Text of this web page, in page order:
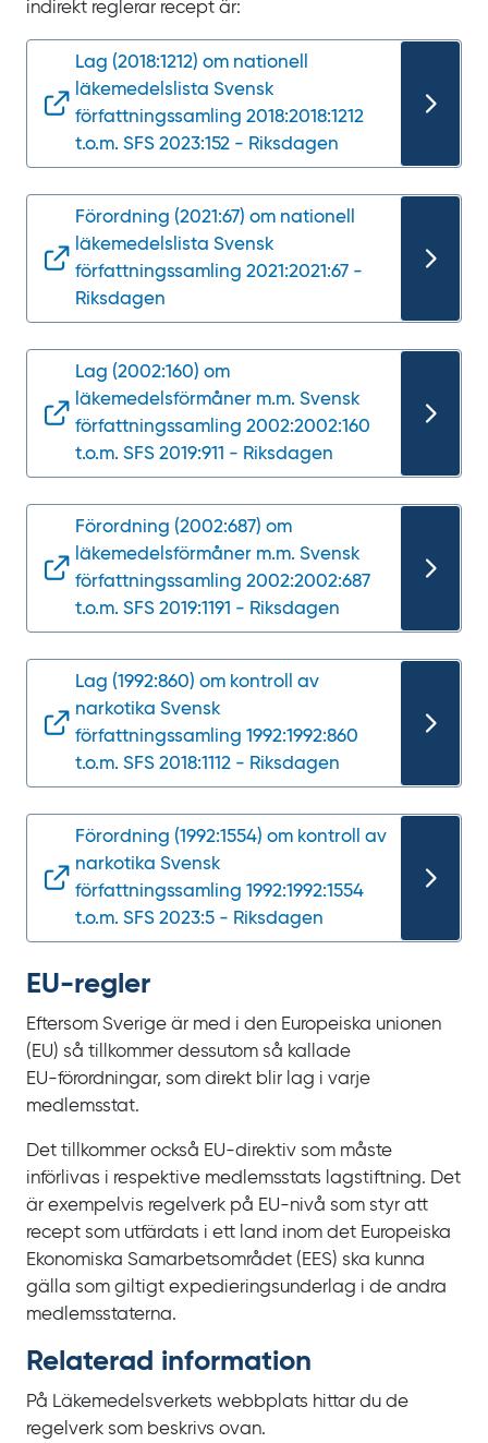
indirekt reglerar recept är:
Lag (2018:1212) om nationell
läkemedelslista Svensk
författningssamling 2018:2018:1212
t.o.m. SFS 2023:152 - Riksdagen
Förordning (2021:67) om nationell
läkemedelslista Svensk
författningssamling 2021:2021:67 -
Riksdagen
Lag (2002:160) om
läkemedelsförmåner m.m. Svensk
författningssamling 2002:2002:160
t.o.m. SFS 2019:911 - Riksdagen
Förordning (2002:687) om
läkemedelsförmåner m.m. Svensk
författningssamling 2002:2002:687
t.o.m. SFS 2019:1191 - Riksdagen
Lag (1992:860) om kontroll av
narkotika Svensk
författningssamling 1992:1992:860
t.o.m. SFS 2018:1112 - Riksdagen
Förordning (1992:1554) om kontroll av
narkotika Svensk
författningssamling 1992:1992:1554
t.o.m. SFS 2023:5 - Riksdagen
EU-regler
Eftersom Sverige är med i den Europeiska unionen
(EU) så tillkommer dessutom så kallade
EU‍-‍förordningar, som direkt blir lag i varje
medlemsstat.
Det tillkommer också EU-direktiv som måste
införlivas i respektive medlemsstats lagstiftning. Det
är exempelvis regelverk på EU‍-‍nivå som styr att
recept som utfärdats i ett land inom det Europeiska
Ekonomiska Samarbetsområdet (EES) ska kunna
gälla som giltigt expedieringsunderlag i de andra
medlemsstaterna.
Relaterad information
På Läkemedelsverkets webbplats hittar du de
regelverk som beskrivs ovan.